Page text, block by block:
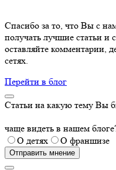
Спасибо за то, что Вы с
получать лучшие статьи и
оставляйте комментарии,
сетях.
Перейти в блог
Статьи на какую тему Вы
чаще видеть в нашем
О детях
О франшизе
Отправить мнение